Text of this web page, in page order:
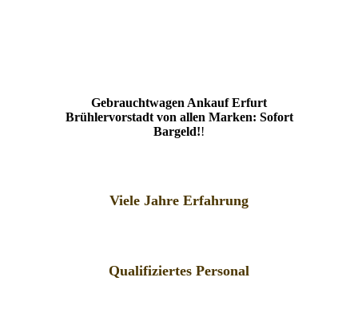
Gebrauchtwagen Ankauf Erfurt
Brühlervorstadt von allen Marken: Sofort
Bargeld!!
Viele Jahre Erfahrung
Qualifiziertes Personal